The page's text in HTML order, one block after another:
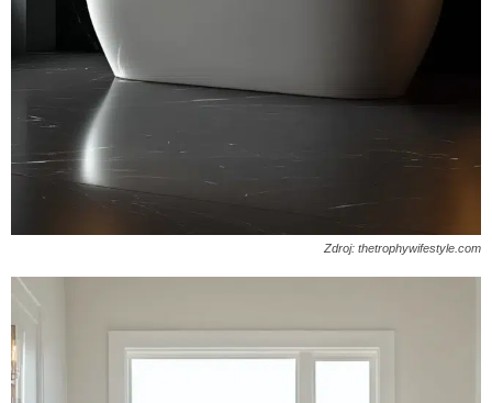
Zdroj: thetrophywifestyle.com